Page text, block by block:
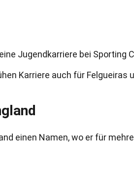
Jugendkarriere bei Sporting
Karriere auch für Felgueiras
einen Namen, wo er für